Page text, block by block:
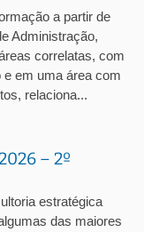
a partir de
Administração,
correlatas, com
em uma área com
relaciona...
– 2º
estratégica
das maiores